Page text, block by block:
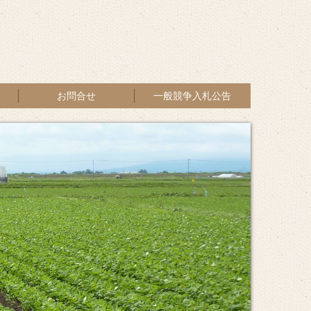
お問合せ
プライバシーポリシー
一般競争入札公告